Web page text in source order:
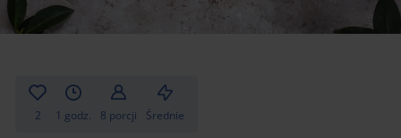
Zupy i kremy
Inne
Ciasta i desery
Gotowanie
Desery i przekąski
2 1 godz. 8 porcji Średnie